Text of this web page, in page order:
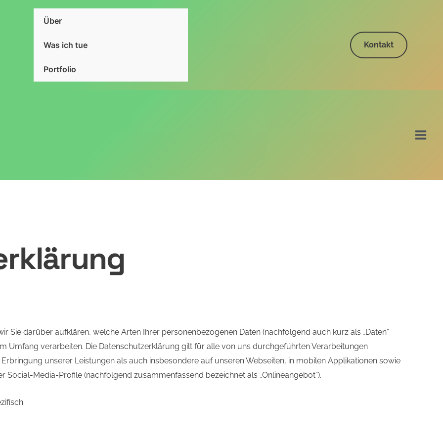
Über
Was ich tue
Portfolio
Kontakt
Main
Sie darüber aufklären, welche Arten Ihrer personenbezogenen Daten (nachfolgend auch kurz als „Daten“
Umfang verarbeiten. Die Datenschutzerklärung gilt für alle von uns durchgeführten Verarbeitungen
unserer Leistungen als auch insbesondere auf unseren Webseiten, in mobilen Applikationen sowie
Social-Media-Profile (nachfolgend zusammenfassend bezeichnet als „Onlineangebot“).